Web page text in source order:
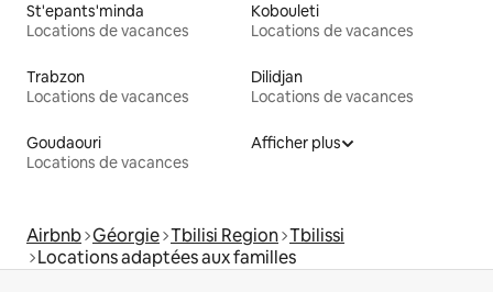
St'epants'minda
Locations de vacances
Kobouleti
Locations de vacances
Trabzon
Locations de vacances
Dilidjan
Locations de vacances
Goudaouri
Locations de vacances
Afficher plus
Airbnb Géorgie Tbilisi Region Tbilissi
Locations adaptées aux familles